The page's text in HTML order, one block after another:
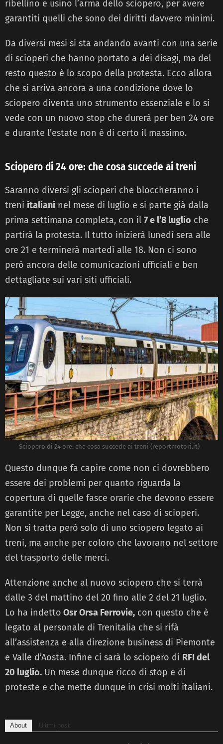
ribellino e usino l’arma dello sciopero, per avere
garantiti quelli che sono dei diritti davvero minimi.
Da diversi mesi si sta andando avanti con una serie
di scioperi che hanno portato a dei disagi, ma del
resto questo è lo scopo della protesta. Ecco allora
che si arriva ancora a una condizione dove lo
sciopero diventa uno strumento essenziale e lo si
vede con un nuovo stop che durerà per ben 24 ore
e durante l’estate non è di certo il massimo.
Sciopero di 24 ore: che cosa succede ai treni
Saranno diversi gli scioperi che bloccheranno i
treni italiani nel mese di luglio e si parte già dalla
prima settimana completa, con il 7 e l’8 luglio che
partirà la protesta. Il tutto inizierà lunedì sera alle
ore 21 e terminerà martedì alle 18. Non ci sono
però ancora delle comunicazioni ufficiali e ben
dettagliate sui vari siti ufficiali.
Sciopero di 24 ore: che cosa succede ai treni (reportmotori.it)
Questo dunque fa capire come non ci dovrebbero
essere dei problemi per quanto riguarda la
copertura di quelle fasce orarie che devono essere
garantite per Legge, anche nel caso di scioperi.
Non si tratta però solo di uno sciopero legato ai
treni, ma anche per coloro che lavorano nel settore
del trasporto delle merci.
Attenzione anche al nuovo sciopero che si terrà
dalle 3 del mattino del 20 fino alle 2 del 21 luglio.
Lo ha indetto Osr Orsa Ferrovie, con questo che è
legato al personale di Trenitalia che si rifà
all’assistenza e alla direzione business di Piemonte
e Valle d’Aosta. Infine ci sarà lo sciopero di RFI del
20 luglio. Un mese dunque ricco di stop e di
proteste e che mette dunque in crisi molti italiani.
About Ultimi post